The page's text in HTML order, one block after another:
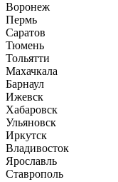
Воронеж
Пермь
Саратов
Тюмень
Тольятти
Махачкала
Барнаул
Ижевск
Хабаровск
Ульяновск
Иркутск
Владивосток
Ярославль
Ставрополь